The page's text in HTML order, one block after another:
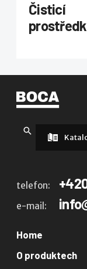
Čisticí
telefon:
e-mail:
Home
O produktech